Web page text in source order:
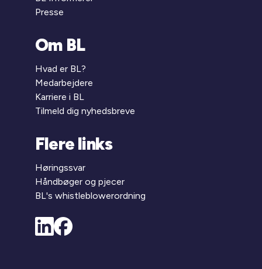
Presse
Om BL
Hvad er BL?
Medarbejdere
Karriere i BL
Tilmeld dig nyhedsbreve
Flere links
Høringssvar
Håndbøger og pjecer
BL's whistleblowerordning